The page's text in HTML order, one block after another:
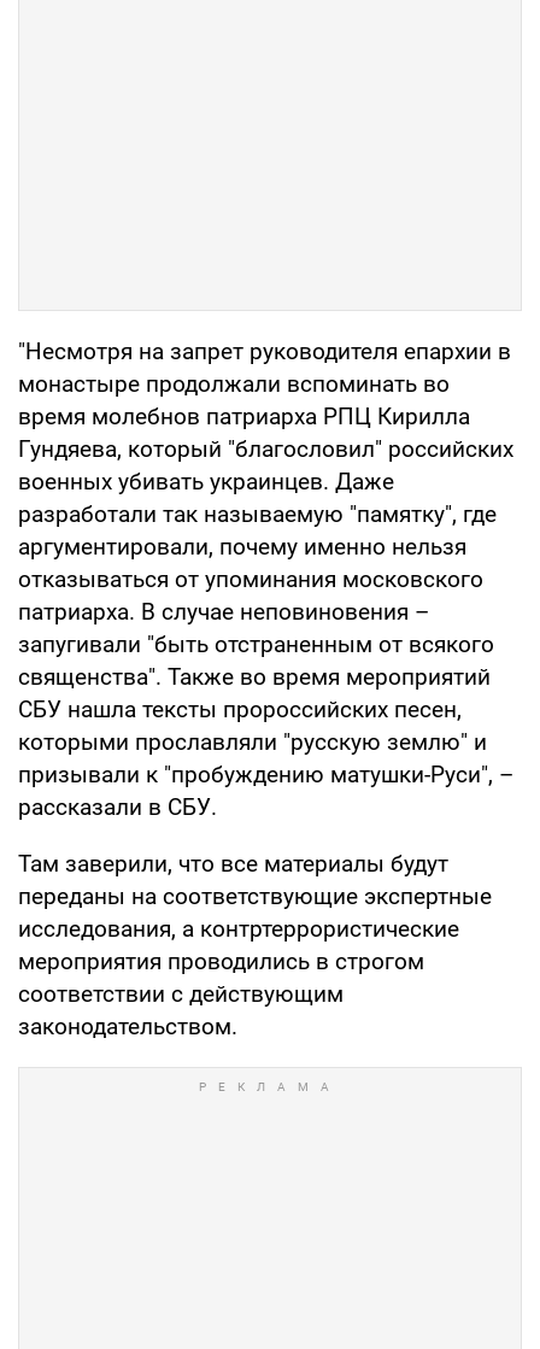
"Несмотря на запрет руководителя епархии в
монастыре продолжали вспоминать во
время молебнов патриарха РПЦ Кирилла
Гундяева, который "благословил" российских
военных убивать украинцев. Даже
разработали так называемую "памятку", где
аргументировали, почему именно нельзя
отказываться от упоминания московского
патриарха. В случае неповиновения –
запугивали "быть отстраненным от всякого
священства". Также во время мероприятий
СБУ нашла тексты пророссийских песен,
которыми прославляли "русскую землю" и
призывали к "пробуждению матушки-Руси", –
рассказали в СБУ.
Там заверили, что все материалы будут
переданы на соответствующие экспертные
исследования, а контртеррористические
мероприятия проводились в строгом
соответствии с действующим
законодательством.